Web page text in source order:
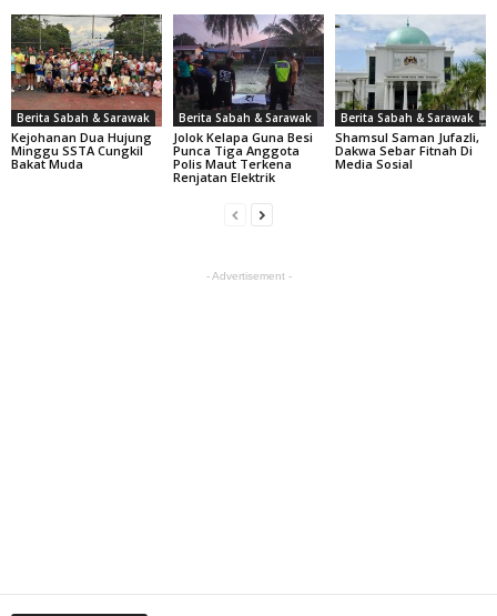
Berita Sabah & Sarawak
Kejohanan Dua Hujung
Minggu SSTA Cungkil
Bakat Muda
Berita Sabah & Sarawak
Jolok Kelapa Guna Besi
Punca Tiga Anggota
Polis Maut Terkena
Renjatan Elektrik
Berita Sabah & Sarawak
Shamsul Saman Jufazli,
Dakwa Sebar Fitnah Di
Media Sosial
- Advertisement -